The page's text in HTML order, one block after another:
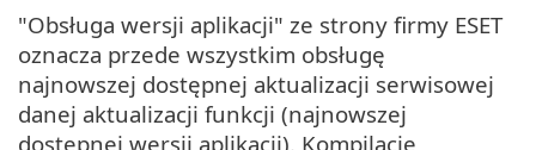
"Obsługa wersji aplikacji" ze strony firmy ESET
oznacza przede wszystkim obsługę
najnowszej dostępnej aktualizacji serwisowej
danej aktualizacji funkcji (najnowszej
dostępnej wersji aplikacji). Kompilacje